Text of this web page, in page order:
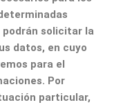
solicitar la
datos, en cuyo
para el
Por
particular,